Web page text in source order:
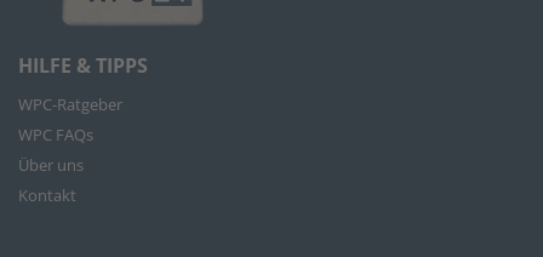
HILFE & TIPPS
WPC-Ratgeber
WPC FAQs
Über uns
Kontakt